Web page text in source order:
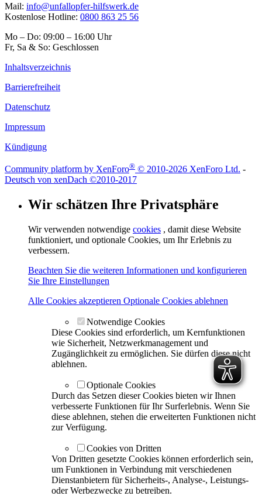
Mail: info@unfallopfer-hilfswerk.de
Kostenlose Hotline: 0800 863 25 56
Mo – Do: 09:00 – 16:00 Uhr
Fr, Sa & So: Geschlossen
Inhaltsverzeichnis
Barrierefreiheit
Datenschutz
Impressum
Kündigung
Community platform by XenForo® © 2010-2026 XenForo Ltd. -
Deutsch von xenDach ©2010-2017
Wir schätzen Ihre Privatsphäre
Wir verwenden notwendige cookies , damit diese Website
funktioniert, und optionale Cookies, um Ihr Erlebnis zu
verbessern.
Beachten Sie die weiteren Informationen und konfigurieren
Sie Ihre Einstellungen
Alle Cookies akzeptieren Optionale Cookies ablehnen
Notwendige Cookies
Diese Cookies sind erforderlich, um Kernfunktionen
wie Sicherheit, Netzwerkmanagement und
Zugänglichkeit zu ermöglichen. Sie dürfen diese nicht
ablehnen.
Optionale Cookies
Durch das Setzen dieser Cookies bieten wir Ihnen
verbesserte Funktionen für Ihr Surferlebnis. Wenn Sie
diese ablehnen, stehen die erweiterten Funktionen nicht
zur Verfügung.
Cookies von Dritten
Von Dritten gesetzte Cookies können erforderlich sein,
um Funktionen in Verbindung mit verschiedenen
Dienstanbietern für Sicherheits-, Analyse-, Leistungs-
oder Werbezwecke zu betreiben.